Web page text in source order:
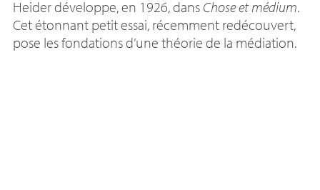
Heider développe, en 1926, dans Chose et médium.
Cet étonnant petit essai, récemment redécouvert,
pose les fondations d’une théorie de la médiation.